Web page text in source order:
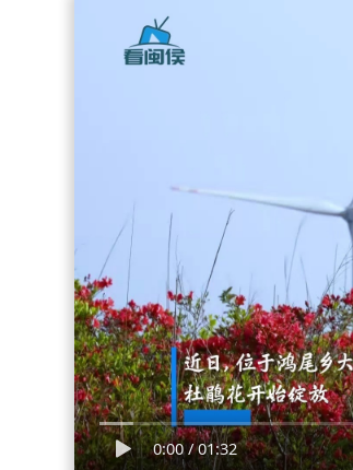
0:00/01:32